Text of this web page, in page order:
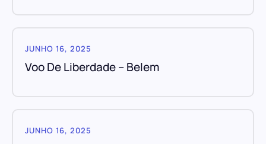
JUNHO 16, 2025
Voo De Liberdade – Belem
JUNHO 16, 2025